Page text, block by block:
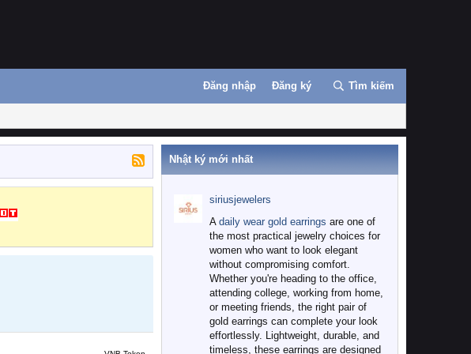
Đăng nhập Đăng ký Tìm kiếm
Nhật ký mới nhất
siriusjewelers
A daily wear gold earrings are one of
the most practical jewelry choices for
women who want to look elegant
without compromising comfort.
Whether you're heading to the office,
attending college, working from home,
or meeting friends, the right pair of
gold earrings can complete your look
effortlessly. Lightweight, durable, and
timeless, these earrings are designed